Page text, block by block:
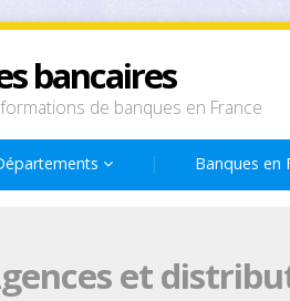
bancaires
de banques en France
Banques en
et